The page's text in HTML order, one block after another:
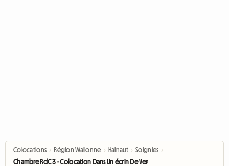
Colocations › Région Wallonne › Hainaut › Soignies ›
Chambre RdC 3 - Colocation Dans Un écrin De Verdure